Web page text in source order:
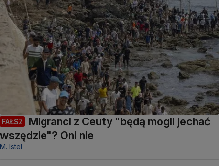
FAŁSZ
Migranci z Ceuty "będą mogli jechać
wszędzie"? Oni nie
M. Istel